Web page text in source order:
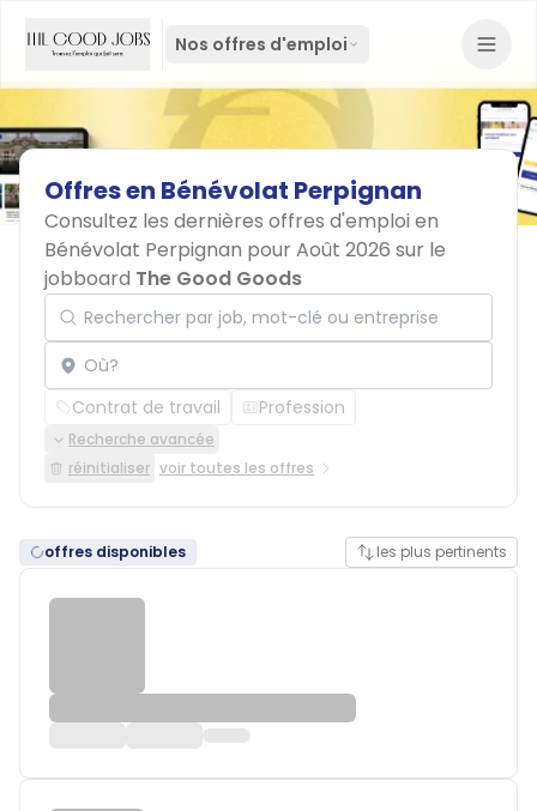
Nos offres d'emploi
Offresen Bénévolat Perpignan
Consultez les dernières offres d'emploi en
Bénévolat Perpignan pour Août 2026 sur le
jobboard The Good Goods
Rechercher par job, mot-clé ou entreprise
Localisation
Contrat de travail Profession
Recherche avancée
réinitialiser voir toutes les offres
offres disponibles les plus pertinents